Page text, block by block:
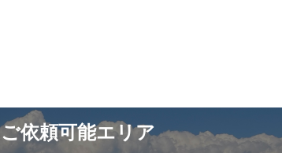
ご依頼可能エリア